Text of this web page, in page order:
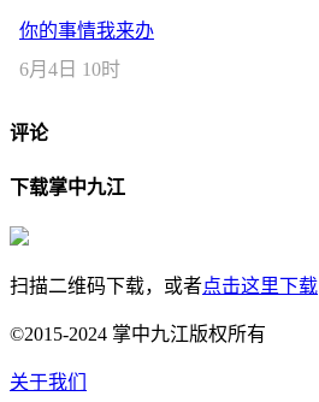
你的事情我来办
6月4日 10时
评论
下载掌中九江
扫描二维码下载，或者点击这里下载
©2015-2024 掌中九江版权所有
关于我们